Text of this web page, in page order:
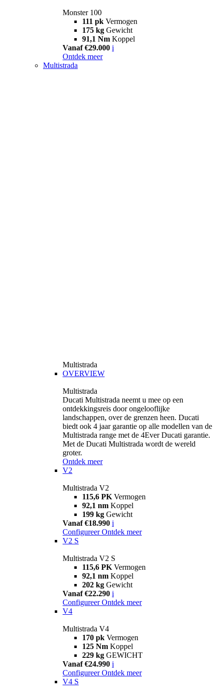
Monster 100
111 pk Vermogen
175 kg Gewicht
91,1 Nm Koppel
Vanaf €29.000 i
Ontdek meer
Multistrada
Multistrada
OVERVIEW
Multistrada
Ducati Multistrada neemt u mee op een
ontdekkingsreis door ongelooflijke
landschappen, over de grenzen heen. Ducati
biedt ook 4 jaar garantie op alle modellen van de
Multistrada range met de 4Ever Ducati garantie.
Met de Ducati Multistrada wordt de wereld
groter.
Ontdek meer
V2
Multistrada V2
115,6 PK Vermogen
92,1 nm Koppel
199 kg Gewicht
Vanaf €18.990 i
Configureer Ontdek meer
V2 S
Multistrada V2 S
115,6 PK Vermogen
92,1 nm Koppel
202 kg Gewicht
Vanaf €22.290 i
Configureer Ontdek meer
V4
Multistrada V4
170 pk Vermogen
125 Nm Koppel
229 kg GEWICHT
Vanaf €24.990 i
Configureer Ontdek meer
V4 S